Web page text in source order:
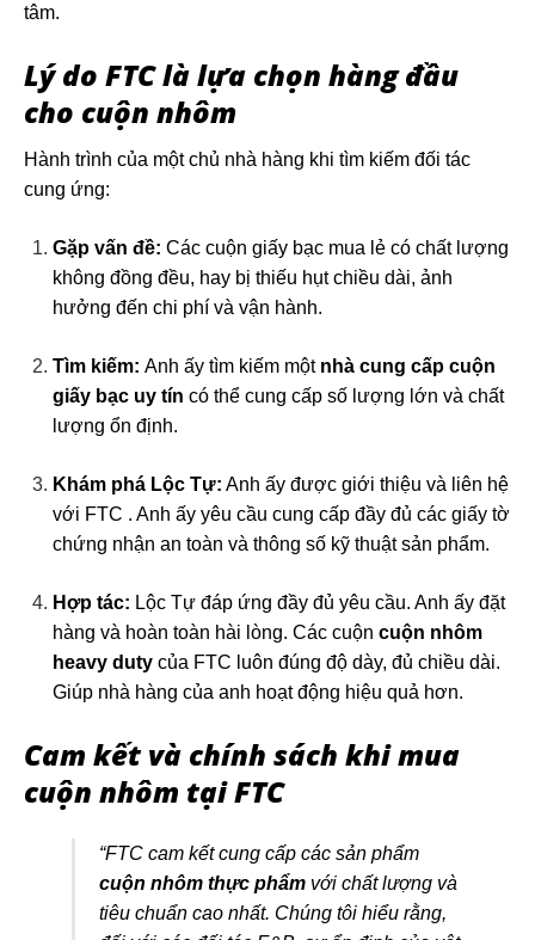
tâm.
Lý do FTC là lựa chọn hàng đầu
cho cuộn nhôm
Hành trình của một chủ nhà hàng khi tìm kiếm đối tác
cung ứng:
Gặp vấn đề: Các cuộn giấy bạc mua lẻ có chất lượng
không đồng đều, hay bị thiếu hụt chiều dài, ảnh
hưởng đến chi phí và vận hành.
Tìm kiếm: Anh ấy tìm kiếm một nhà cung cấp cuộn
giấy bạc uy tín có thể cung cấp số lượng lớn và chất
lượng ổn định.
Khám phá Lộc Tự: Anh ấy được giới thiệu và liên hệ
với FTC . Anh ấy yêu cầu cung cấp đầy đủ các giấy tờ
chứng nhận an toàn và thông số kỹ thuật sản phẩm.
Hợp tác: Lộc Tự đáp ứng đầy đủ yêu cầu. Anh ấy đặt
hàng và hoàn toàn hài lòng. Các cuộn cuộn nhôm
heavy duty của FTC luôn đúng độ dày, đủ chiều dài.
Giúp nhà hàng của anh hoạt động hiệu quả hơn.
Cam kết và chính sách khi mua
cuộn nhôm tại FTC
“FTC cam kết cung cấp các sản phẩm
cuộn nhôm thực phẩm với chất lượng và
tiêu chuẩn cao nhất. Chúng tôi hiểu rằng,